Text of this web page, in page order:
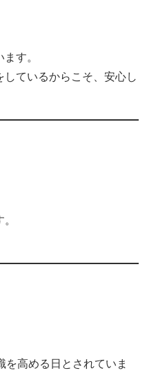
す。
ているからこそ、安心し
高める日とされていま